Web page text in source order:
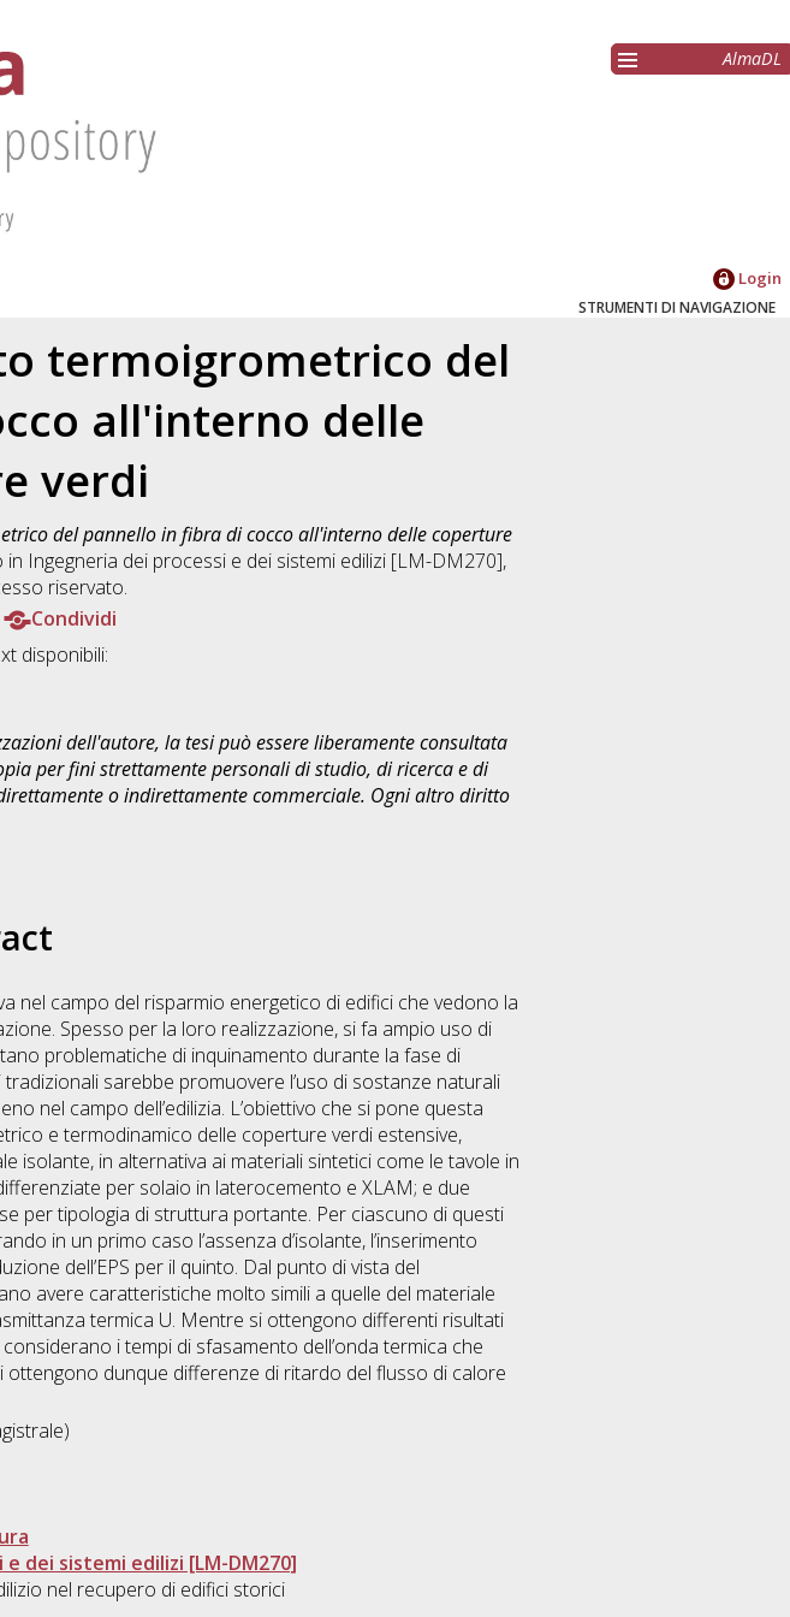
AlmaDL
Login
STRUMENTI DI NAVIGAZIONE
termoigrometrico del
all'interno delle
verdi
del pannello in fibra di cocco all'interno delle coperture
in Ingegneria dei processi e dei sistemi edilizi [LM-DM270],
riservato.
Condividi
disponibili:
dell'autore, la tesi può essere liberamente consultata
per fini strettamente personali di studio, di ricerca e di
o indirettamente commerciale. Ogni altro diritto
nel campo del risparmio energetico di edifici che vedono la
Spesso per la loro realizzazione, si fa ampio uso di
problematiche di inquinamento durante la fase di
sarebbe promuovere l’uso di sostanze naturali
nel campo dell’edilizia. L’obiettivo che si pone questa
e termodinamico delle coperture verdi estensive,
isolante, in alternativa ai materiali sintetici come le tavole in
per solaio in laterocemento e XLAM; e due
per tipologia di struttura portante. Per ciascuno di questi
in un primo caso l’assenza d’isolante, l’inserimento
dell’EPS per il quinto. Dal punto di vista del
avere caratteristiche molto simili a quelle del materiale
termica U. Mentre si ottengono differenti risultati
i tempi di sfasamento dell’onda termica che
dunque differenze di ritardo del flusso di calore
dei sistemi edilizi [LM-DM270]
nel recupero di edifici storici